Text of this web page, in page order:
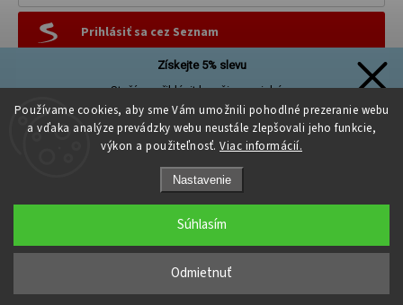
Používame cookies, aby sme Vám umožnili pohodlné prezeranie webu
a vďaka analýze prevádzky webu neustále zlepšovali jeho funkcie,
výkon a použiteľnosť. Viac informácií.
Nastavenie
Odmietnuť
Súhlasím
Prihlásiť sa cez Seznam
PINTEREST
Kreativni.PROSTOR
Grafický návrh vytvořil a nakódoval
Získejte 5% slevu
Stačí se přihlásit k našim novinkám
a sleva na první nákup je Vaše!
Přihlásit se a získat slevu